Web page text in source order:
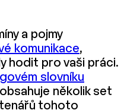
a pojmy
komunikace,
hodit pro vaši práci.
slovníku
několik set
tohoto